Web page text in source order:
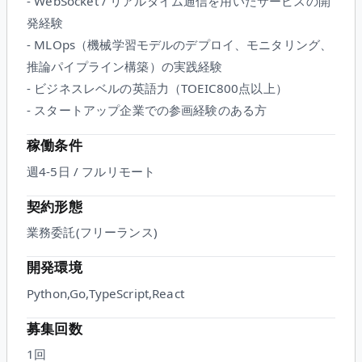
発経験
- MLOps（機械学習モデルのデプロイ、モニタリング、
推論パイプライン構築）の実践経験
- ビジネスレベルの英語力（TOEIC800点以上）
- スタートアップ企業での参画経験のある方
稼働条件
週4-5日 / フルリモート
契約形態
業務委託(フリーランス)
開発環境
Python,Go,TypeScript,React
募集回数
1回